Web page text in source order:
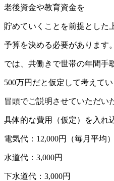
老後資金や教育資金を
貯めていくことを前提とした
予算を決める必要があります。
では、共働きで世帯の年間手
500万円だと仮定して考えてい
冒頭でご説明させていただい
具体的な費用（仮定）を入れ
電気代：12,000円（毎月平均）
水道代：3,000円
下水道代：3,000円